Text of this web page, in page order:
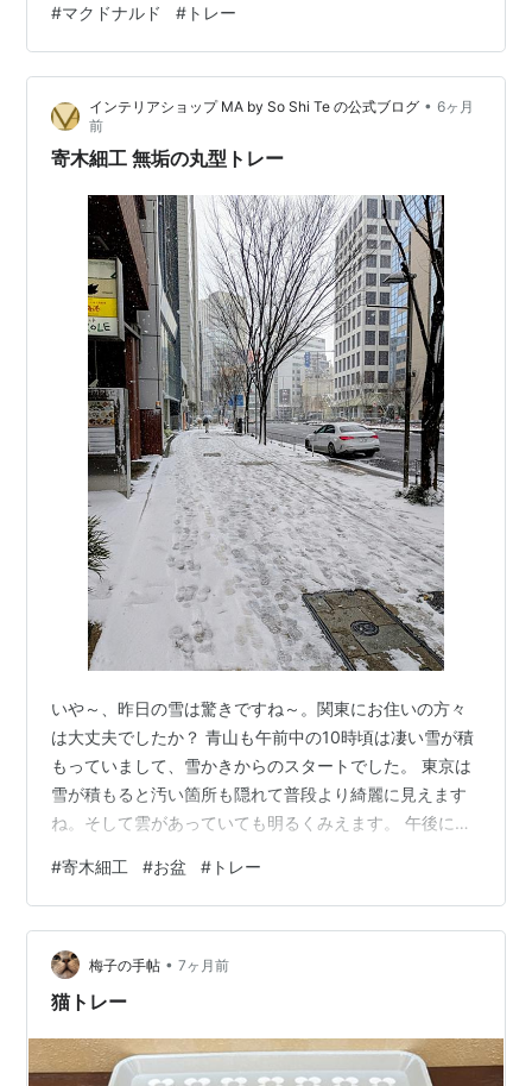
ト 近くのゴミ箱周辺を探す スタッフに声をかけるのが確
実 返却場所が分かりにくい店舗の特徴 フードコート内の
マクドナルド 駅ナカ・商業施設内の店舗 深夜・混雑時の
注意点 マクドナルドでトレーを返さなくてもいい場合は
ある？ テーブルまで下げなくていいケース 返却不要と勘
違いしやすいパタ…
#マクドナルド # トレー
インテリアショップ MA by So Shi Te の公式ブログ • 6ヶ月
前
寄木細工 無垢の丸型トレー
いや～、昨日の雪は驚きですね～。関東にお住いの方々
は大丈夫でしたか？ 青山も午前中の10時頃は凄い雪が積
もっていまして、雪かきからのスタートでした。 東京は
雪が積もると汚い箇所も隠れて普段より綺麗に見えます
ね。そして雲があっていても明るくみえます。 午後にな
て、今日は一部を除いて雪の姿が消えたので普段通りの
青山通りに。どうせすぐに溶けると思ったけれど、予想
以上の速さにびっくり。 ただお話を聞いていると、地上
を走る電車は運休したりと大変だったみたい。皆さんは
大丈夫でしたか？ さて 本日は先週もご紹介をさせていた
#寄木細工 #お盆 # トレー
梅子の手帖 • 7ヶ月前
猫トレー